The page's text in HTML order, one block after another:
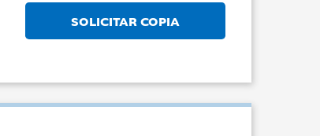
SOLICITAR COPIA